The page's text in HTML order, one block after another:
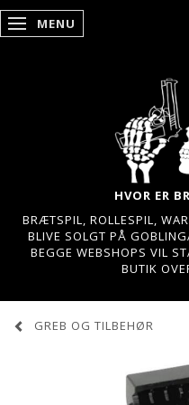
SKIFTE NAVIGATION
MENU
HVOR ER
BRÆTSPIL, ROLLESPIL,
BLIVE SOLGT PÅ
BEGGE WEBSHOPS VIL
BUTIK
GREB OG TILBEHØR